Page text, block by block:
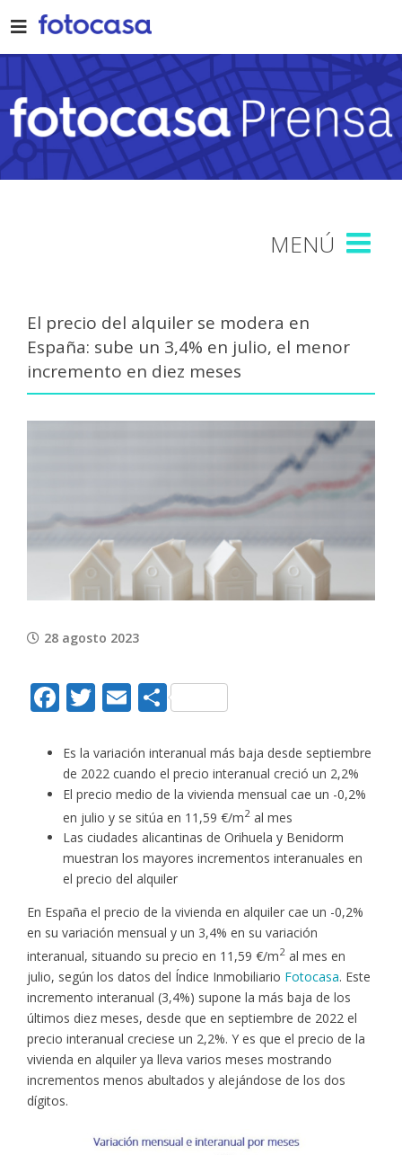
to
content
El precio del alquiler se modera en
España: sube un 3,4% en julio, el menor
incremento en diez meses
28 agosto 2023
Facebook
Twitter
EmailCompartir
Es la variación interanual más baja desde septiembre
de 2022 cuando el precio interanual creció un 2,2%
El precio medio de la vivienda mensual cae un -0,2%
en julio y se sitúa en 11,59 €/m2al mes
Las ciudades alicantinas de Orihuela y Benidorm
muestran los mayores incrementos interanuales en
el precio del alquiler
En España el precio de la vivienda en alquiler cae un -0,2%
en su variación mensual y un 3,4% en su variación
interanual, situando su precio en 11,59 €/m2al mes en
julio, según los datos del Índice Inmobiliario Fotocasa. Este
incremento interanual (3,4%) supone la más baja de los
últimos diez meses, desde que en septiembre de 2022 el
precio interanual creciese un 2,2%. Y es que el precio de la
vivienda en alquiler ya lleva varios meses mostrando
incrementos menos abultados y alejándose de los dos
dígitos.